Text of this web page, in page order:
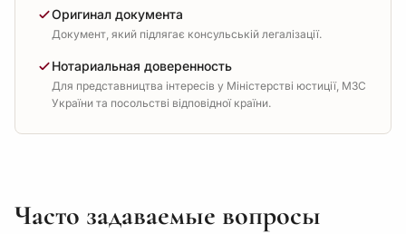
Оригинал документа
Документ, який підлягає консульській легалізації.
Нотариальная доверенность
Для представництва інтересів у Міністерстві юстиції, МЗС
України та посольстві відповідної країни.
Часто задаваемые вопросы